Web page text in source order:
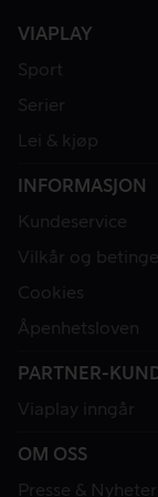
VIAPLAY
Sport
Serier
Lei & kjøp
INFORMASJON
Kundeservice
Vilkår og
Cookies
Åpenhetsloven
PARTNER-
Viaplay inngår
OM OSS
Presse & Nyheter